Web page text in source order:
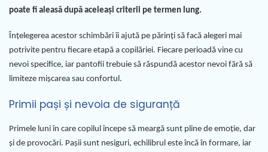
poate fi aleasă după aceleași criterii pe termen lung.
Înțelegerea acestor schimbări îi ajută pe părinți să facă alegeri mai
potrivite pentru fiecare etapă a copilăriei. Fiecare perioadă vine cu
nevoi specifice, iar pantofii trebuie să răspundă acestor nevoi fără să
limiteze mișcarea sau confortul.
Primii pași și nevoia de siguranță
Primele luni în care copilul începe să meargă sunt pline de emoție, dar
și de provocări. Pașii sunt nesiguri, echilibrul este încă în formare, iar